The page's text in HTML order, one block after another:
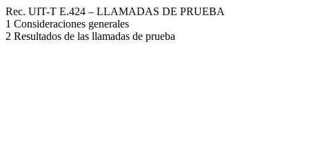
Rec. UIT-T E.424 – LLAMADAS DE PRUEBA
1 Consideraciones generales
2 Resultados de las llamadas de prueba